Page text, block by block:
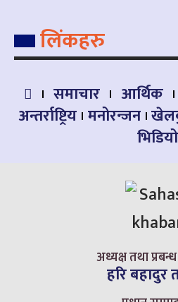
लिंकहरु
समाचार आर्थिक
अन्तर्राष्ट्रिय मनोरन्जन
भिडियो
अध्यक्ष तथा
हरि बहादुर